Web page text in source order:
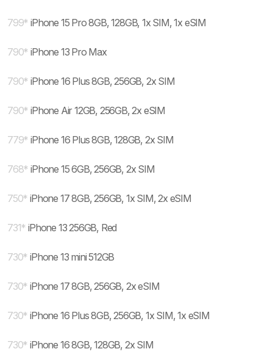
799* iPhone 15 Pro 8GB, 128GB, 1x SIM, 1x eSIM
790* iPhone 13 Pro Max
790* iPhone 16 Plus 8GB, 256GB, 2x SIM
790* iPhone Air 12GB, 256GB, 2x eSIM
779* iPhone 16 Plus 8GB, 128GB, 2x SIM
768* iPhone 15 6GB, 256GB, 2x SIM
750* iPhone 17 8GB, 256GB, 1x SIM, 2x eSIM
731* iPhone 13 256GB, Red
730* iPhone 13 mini 512GB
730* iPhone 17 8GB, 256GB, 2x eSIM
730* iPhone 16 Plus 8GB, 256GB, 1x SIM, 1x eSIM
730* iPhone 16 8GB, 128GB, 2x SIM